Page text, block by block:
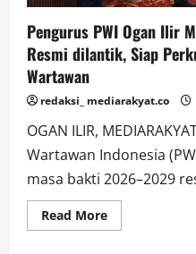
Pengurus PWI Ogan Ilir
Resmi dilantik, Siap
Wartawan
redaksi_ mediarakyat.co
OGAN ILIR,
Wartawan Indonesia
masa bakti 2026–2029
Read MoreRead
more